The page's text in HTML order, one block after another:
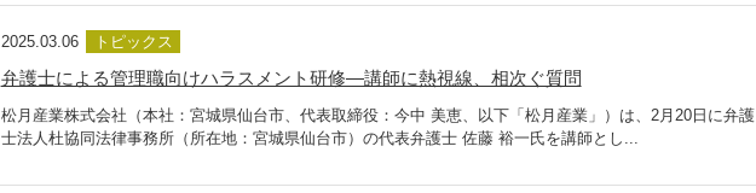
2025.03.06 トピックス
弁護士による管理職向けハラスメント研修―講師に熱視線、相次ぐ質問
松月産業株式会社（本社：宮城県仙台市、代表取締役：今中 美恵、以下「松月産業」）は、2月20日に弁護
士法人杜協同法律事務所（所在地：宮城県仙台市）の代表弁護士 佐藤 裕一氏を講師とし...